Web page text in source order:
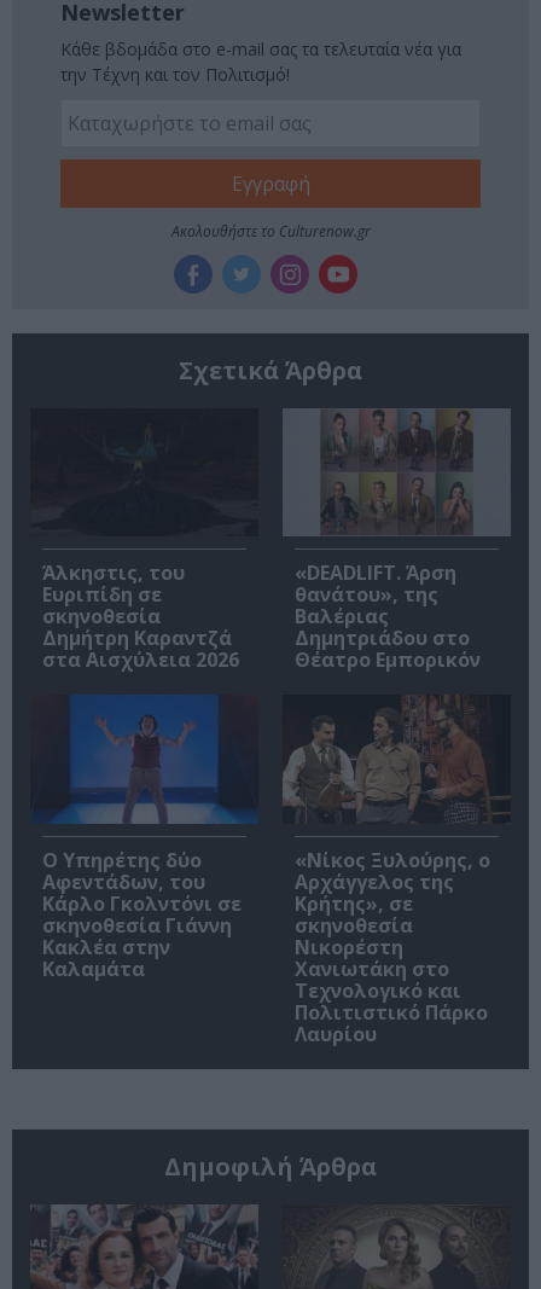
Newsletter
Κάθε βδομάδα στο e-mail σας τα τελευταία νέα για
την Τέχνη και τον Πολιτισμό!
Ακολουθήστε το Culturenow.gr
Σχετικά Άρθρα
Άλκηστις, του
Ευριπίδη σε
σκηνοθεσία
Δημήτρη Καραντζά
στα Αισχύλεια 2026
«DEADLIFT. Άρση
θανάτου», της
Βαλέριας
Δημητριάδου στο
Θέατρο Εμπορικόν
Ο Υπηρέτης δύο
Αφεντάδων, του
Κάρλο Γκολντόνι σε
σκηνοθεσία Γιάννη
Κακλέα στην
Καλαμάτα
«Νίκος Ξυλούρης, ο
Αρχάγγελος της
Κρήτης», σε
σκηνοθεσία
Νικορέστη
Χανιωτάκη στο
Τεχνολογικό και
Πολιτιστικό Πάρκο
Λαυρίου
Δημοφιλή Άρθρα